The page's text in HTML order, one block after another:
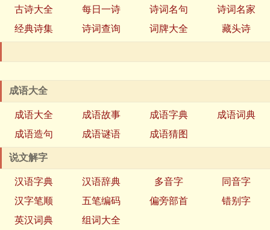
古诗大全 每日一诗 诗词名句
诗词名家
经典诗集
诗词查询 词牌大全 藏头诗
成语大全
成语大全 成语故事 成语字典
成语词典
成语造句
成语谜语 成语猜图
说文解字
汉语字典 汉语辞典 多音字
同音字
汉字笔顺
五笔编码 偏旁部首
错别字
英汉词典
组词大全